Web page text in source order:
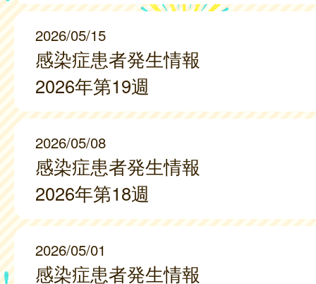
2026/05/15
感染症患者発生情報
2026年第19週
2026/05/08
感染症患者発生情報
2026年第18週
2026/05/01
感染症患者発生情報